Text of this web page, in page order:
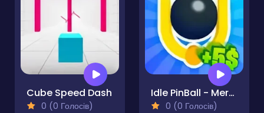
Cube Speed Dash
0 (0 Голосів)
Idle PinBall - Merge Clicker
0 (0 Голосів)